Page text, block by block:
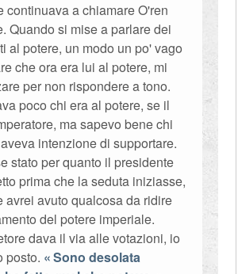
continuava a chiamare O'ren
Quando si mise a parlare dei
al potere, un modo un po' vago
che ora era lui al potere, mi
per non rispondere a tono.
poco chi era al potere, se il
ma sapevo bene chi
intenzione di supportare.
stato per quanto il presidente
prima che la seduta iniziasse,
avrei avuto qualcosa da ridire
del potere imperiale.
dava il via alle votazioni, io
posto.
Sono desolata